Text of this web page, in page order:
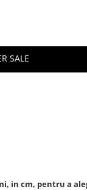
SALE
in cm, pentru a